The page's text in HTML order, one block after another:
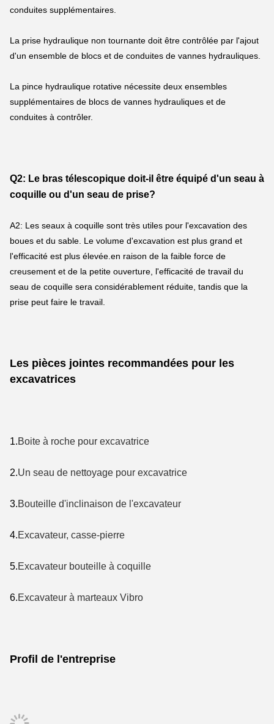
conduites supplémentaires.
La prise hydraulique non tournante doit être contrôlée par l'ajout
d'un ensemble de blocs et de conduites de vannes hydrauliques.
La pince hydraulique rotative nécessite deux ensembles
supplémentaires de blocs de vannes hydrauliques et de
conduites à contrôler.
Q2: Le bras télescopique doit-il être équipé d'un seau à
coquille ou d'un seau de prise?
A2: Les seaux à coquille sont très utiles pour l'excavation des
boues et du sable. Le volume d'excavation est plus grand et
l'efficacité est plus élevée.en raison de la faible force de
creusement et de la petite ouverture, l'efficacité de travail du
seau de coquille sera considérablement réduite, tandis que la
prise peut faire le travail.
Les pièces jointes recommandées pour les
excavatrices
1.Boite à roche pour excavatrice
2.Un seau de nettoyage pour excavatrice
3.Bouteille d'inclinaison de l'excavateur
4.Excavateur, casse-pierre
5.Excavateur bouteille à coquille
6.Excavateur à marteaux Vibro
Profil de l'entreprise